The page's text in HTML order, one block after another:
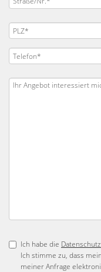
Ich habe die
Ich stimme zu, dass
meiner Anfrage